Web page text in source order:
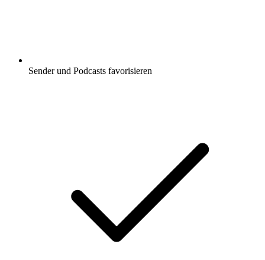
Sender und Podcasts favorisieren